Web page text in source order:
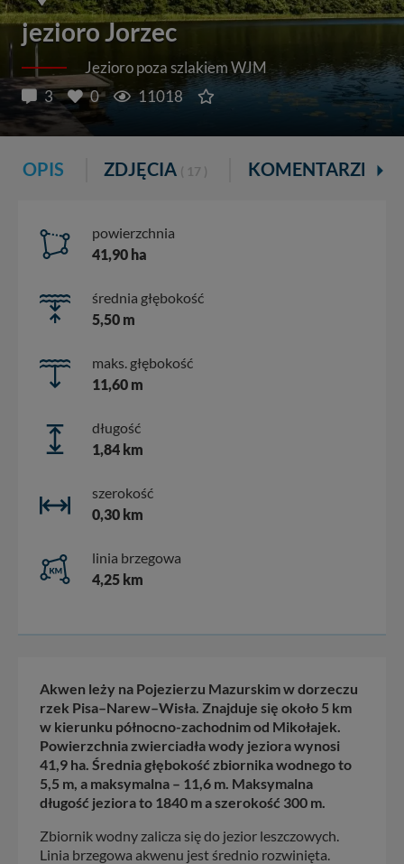
jezioro Jorzec
Jezioro poza szlakiem WJM
3
0 11018
OPIS ZDJĘCIA ( 17 ) KOMENTARZE ( 3 )
powierzchnia
41,90 ha
średnia głębokość
5,50 m
maks. głębokość
11,60 m
długość
1,84 km
szerokość
0,30 km
linia brzegowa
4,25 km
Akwen leży na Pojezierzu Mazurskim w dorzeczu
rzek Pisa–Narew–Wisła. Znajduje się około 5 km
w kierunku północno-zachodnim od Mikołajek.
Powierzchnia zwierciadła wody jeziora wynosi
41,9 ha. Średnia głębokość zbiornika wodnego to
5,5 m, a maksymalna – 11,6 m. Maksymalna
długość jeziora to 1840 m a szerokość 300 m.
Zbiornik wodny zalicza się do jezior leszczowych.
Linia brzegowa akwenu jest średnio rozwinięta.